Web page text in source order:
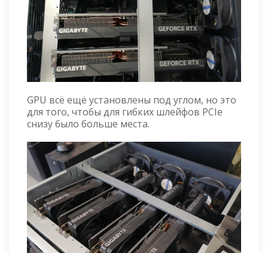
GPU всё ещё установлены под углом, но это
для того, чтобы для гибких шлейфов PCIe
снизу было больше места.